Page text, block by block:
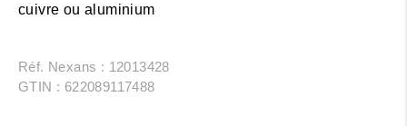
cuivre ou aluminium
Réf. Nexans : 12013428
GTIN : 622089117488